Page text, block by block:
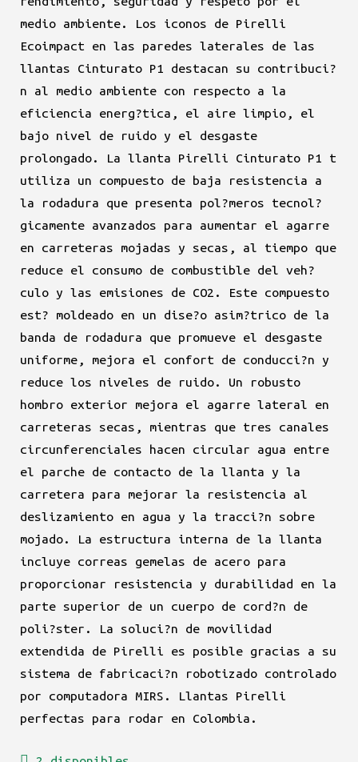
medio ambiente. Los iconos de Pirelli
Ecoimpact en las paredes laterales de las
llantas Cinturato P1 destacan su contribuci?
n al medio ambiente con respecto a la
eficiencia energ?tica, el aire limpio, el
bajo nivel de ruido y el desgaste
prolongado. La llanta Pirelli Cinturato P1 t
utiliza un compuesto de baja resistencia a
la rodadura que presenta pol?meros tecnol?
gicamente avanzados para aumentar el agarre
en carreteras mojadas y secas, al tiempo que
reduce el consumo de combustible del veh?
culo y las emisiones de CO2. Este compuesto
est? moldeado en un dise?o asim?trico de la
banda de rodadura que promueve el desgaste
uniforme, mejora el confort de conducci?n y
reduce los niveles de ruido. Un robusto
hombro exterior mejora el agarre lateral en
carreteras secas, mientras que tres canales
circunferenciales hacen circular agua entre
el parche de contacto de la llanta y la
carretera para mejorar la resistencia al
deslizamiento en agua y la tracci?n sobre
mojado. La estructura interna de la llanta
incluye correas gemelas de acero para
proporcionar resistencia y durabilidad en la
parte superior de un cuerpo de cord?n de
poli?ster. La soluci?n de movilidad
extendida de Pirelli es posible gracias a su
sistema de fabricaci?n robotizado controlado
por computadora MIRS. Llantas Pirelli
perfectas para rodar en Colombia.